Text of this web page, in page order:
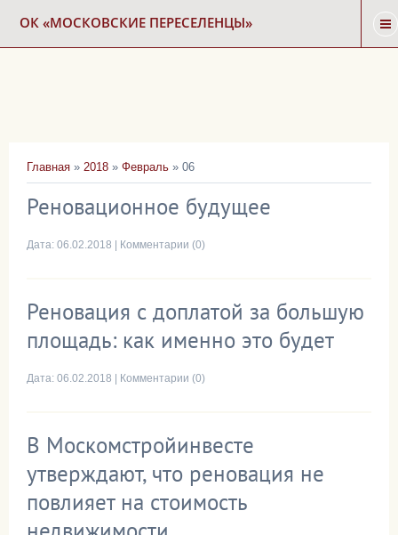
ОК «МОСКОВСКИЕ ПЕРЕСЕЛЕНЦЫ»
КАРТА СНОСА
ФОРУМ
Главная » 2018 » Февраль » 06
Реновационное будущее
Дата: 06.02.2018 Комментарии (0)
Реновация с доплатой за большую
площадь: как именно это будет
Дата: 06.02.2018 Комментарии (0)
В Москомстройинвесте
утверждают, что реновация не
повлияет на стоимость